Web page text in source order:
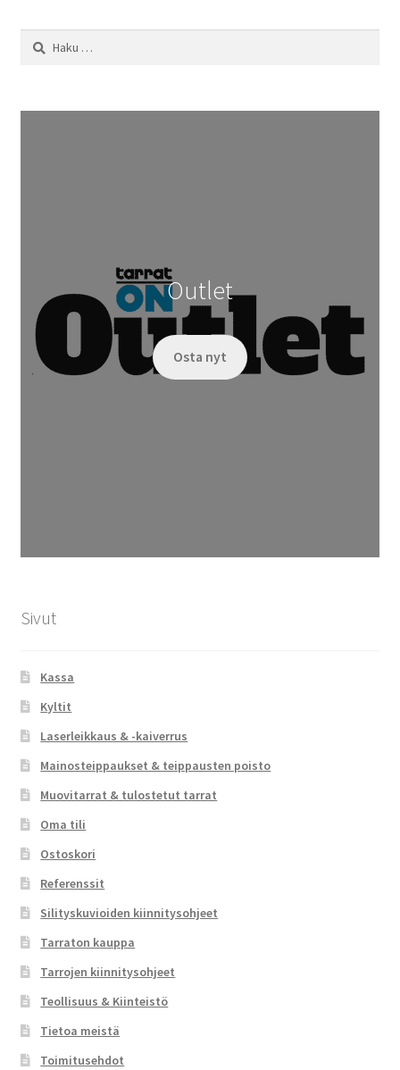
Haku:
Outlet
Osta nyt
Sivut
Kassa
Kyltit
Laserleikkaus & -kaiverrus
Mainosteippaukset & teippausten poisto
Muovitarrat & tulostetut tarrat
Oma tili
Ostoskori
Referenssit
Silityskuvioiden kiinnitysohjeet
Tarraton kauppa
Tarrojen kiinnitysohjeet
Teollisuus & Kiinteistö
Tietoa meistä
Toimitusehdot